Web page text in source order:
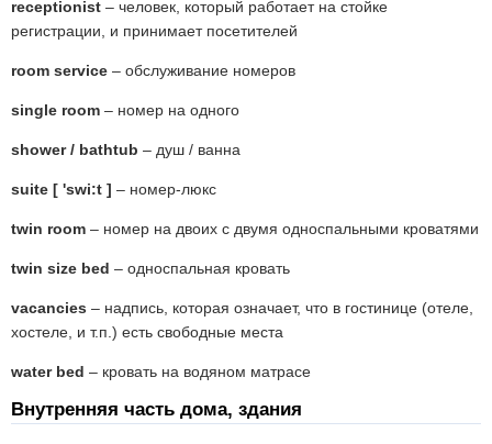
receptionist – человек, который работает на стойке
регистрации, и принимает посетителей
room service – обслуживание номеров
single room – номер на одного
shower / bathtub – душ / ванна
suite [ 'swi:t ] – номер-люкс
twin room – номер на двоих с двумя односпальными кроватями
twin size bed – односпальная кровать
vacancies – надпись, которая означает, что в гостинице (отеле,
хостеле, и т.п.) есть свободные места
water bed – кровать на водяном матрасе
Внутренняя часть дома, здания